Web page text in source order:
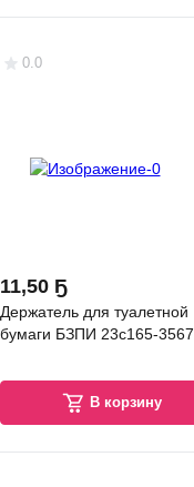
0.0
11,50 Ҕ
Держатель для туалетной
бумаги БЗПИ 23с165-3567
В корзину